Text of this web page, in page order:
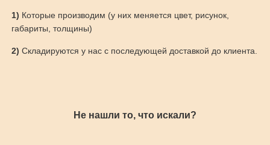
1) Которые производим (у них меняется цвет, рисунок,
габариты, толщины)
2) Складируются у нас с последующей доставкой до клиента.
Не нашли то, что искали?